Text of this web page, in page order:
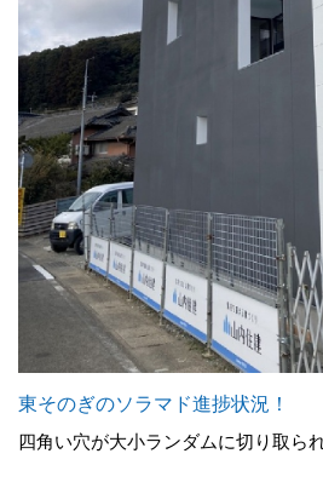
東そのぎのソラマド進捗状況！
四角い穴が大小ランダムに切り取ら